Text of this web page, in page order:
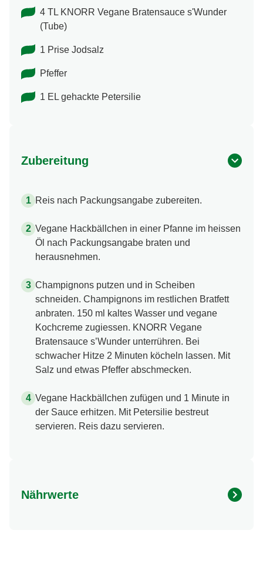
4 TL KNORR Vegane Bratensauce s'Wunder
(Tube)
1 Prise Jodsalz
Pfeffer
1 EL gehackte Petersilie
Zubereitung
Reis nach Packungsangabe zubereiten.
Vegane Hackbällchen in einer Pfanne im heissen
Öl nach Packungsangabe braten und
herausnehmen.
Champignons putzen und in Scheiben
schneiden. Champignons im restlichen Bratfett
anbraten. 150 ml kaltes Wasser und vegane
Kochcreme zugiessen. KNORR Vegane
Bratensauce s’Wunder unterrühren. Bei
schwacher Hitze 2 Minuten köcheln lassen. Mit
Salz und etwas Pfeffer abschmecken.
Vegane Hackbällchen zufügen und 1 Minute in
der Sauce erhitzen. Mit Petersilie bestreut
servieren. Reis dazu servieren.
Nährwerte